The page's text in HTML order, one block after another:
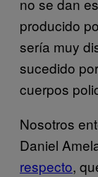
producido
sería muy
sucedido
cuerpos
Nosotros
Daniel
respecto,